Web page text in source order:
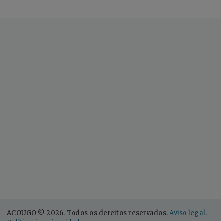
ACOUGO © 2026. Todos os dereitos reservados.Aviso legal.